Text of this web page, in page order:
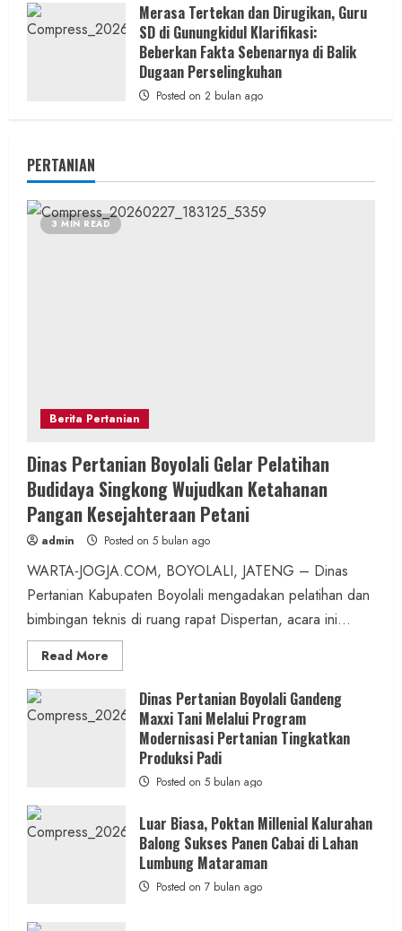
Merasa Tertekan dan Dirugikan, Guru
SD di Gunungkidul Klarifikasi:
Beberkan Fakta Sebenarnya di Balik
Dugaan Perselingkuhan
Posted on 2 bulan ago
PERTANIAN
3 MIN READ
Berita Pertanian
Dinas Pertanian Boyolali Gelar Pelatihan
Budidaya Singkong Wujudkan Ketahanan
Pangan Kesejahteraan Petani
admin Posted on 5 bulan ago
WARTA-JOGJA.COM, BOYOLALI, JATENG – Dinas
Pertanian Kabupaten Boyolali mengadakan pelatihan dan
bimbingan teknis di ruang rapat Dispertan, acara ini...
Read More
more
Dinas
Pertanian
Boyolali
Gelar
Pelatihan
Budidaya
Singkong
Wujudkan
Ketahanan
Kesejahteraan
Petani
Dinas Pertanian Boyolali Gandeng
Maxxi Tani Melalui Program
Modernisasi Pertanian Tingkatkan
Produksi Padi
Posted on 5 bulan ago
Luar Biasa, Poktan Millenial Kalurahan
Balong Sukses Panen Cabai di Lahan
Lumbung Mataraman
Posted on 7 bulan ago